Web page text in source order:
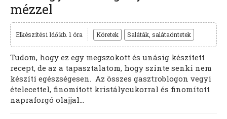
mézzel
Elkészítési Idő:kb. 1 óra Köretek Saláták, salátaöntetek
Tudom, hogy ez egy megszokott és unásig készített
recept, de az a tapasztalatom, hogy szinte senki nem
készíti egészségesen. Az összes gasztroblogon vegyi
ételecettel, finomított kristálycukorral és finomított
napraforgó olajjal...